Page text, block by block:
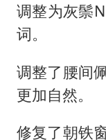
调整为灰鬃
词。
调整了腰间
更加自然。
修复了朝铁